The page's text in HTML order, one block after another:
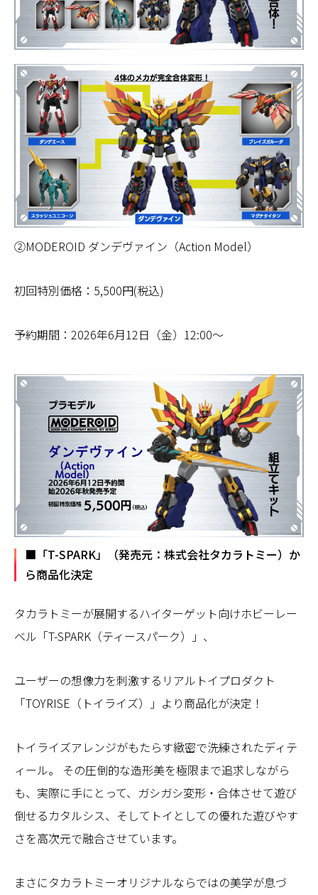
②MODEROID ダンデヴァイン（Action Model）
初回特別価格：5,500円(税込)
予約期間：2026年6月12日（金）12:00～
■「T-SPARK」（発売元：株式会社タカラトミー）か
ら商品化決定
タカラトミーが展開するハイターゲット向けホビーレー
ベル「T-SPARK（ティースパーク）」、
ユーザーの想像力を刺激するリアルトイプロダクト
「TOYRISE（トイライズ）」より商品化が決定！
トイライズアレンジがもたらす緻密で洗練されたディテ
ィール。 その圧倒的な造形美を極限まで追求しながら
も、実際に手にとって、ガシガシ変形・合体させて遊び
倒せるカタルシス、そしてトイとしての優れた遊びやす
さを高次元で融合させています。
まさにタカラトミーオリジナルならではの美学が息づ